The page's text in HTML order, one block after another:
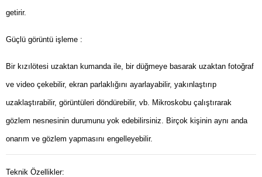
getirir.
Güçlü görüntü işleme :
Bir kızılötesi uzaktan kumanda ile, bir düğmeye basarak uzaktan fotoğraf
ve video çekebilir, ekran parlaklığını ayarlayabilir, yakınlaştırıp
uzaklaştırabilir, görüntüleri döndürebilir, vb. Mikroskobu çalıştırarak
gözlem nesnesinin durumunu yok edebilirsiniz. Birçok kişinin aynı anda
onarım ve gözlem yapmasını engelleyebilir.
Teknik Özellikler: